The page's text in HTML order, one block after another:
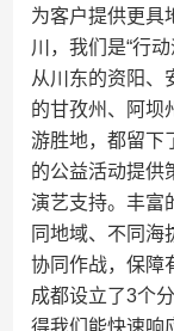
为客户提供更具
川，我们是“行
从川东的资阳、
的甘孜州、阿坝
游胜地，都留下
的公益活动提供
演艺支持。丰富
同地域、不同海
协同作战，保障
成都设立了3个